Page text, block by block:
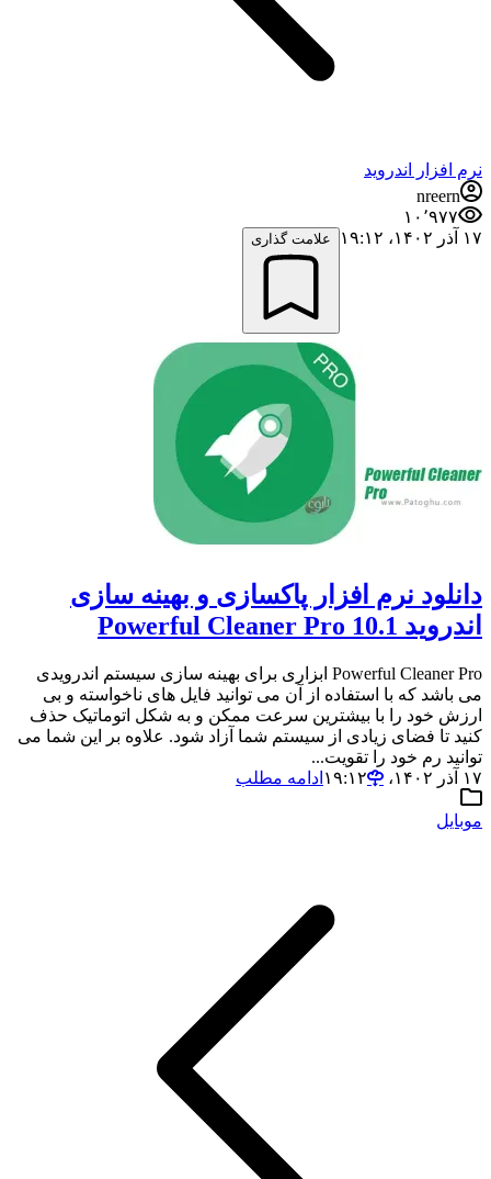
نرم افزار اندروید
nreern
۱۰٬۹۷۷
۱۷ آذر ۱۴۰۲،‏ ۱۹:۱۲
علامت گذاری
دانلود نرم افزار پاکسازی و بهینه سازی
اندروید Powerful Cleaner Pro 10.1
Powerful Cleaner Pro ابزاری برای بهینه سازی سیستم اندرویدی
می باشد که با استفاده از آن می توانید فایل های ناخواسته و بی
ارزش خود را با بیشترین سرعت ممکن و به شکل اتوماتیک حذف
کنید تا فضای زیادی از سیستم شما آزاد شود. علاوه بر این شما می
توانید رم خود را تقویت...
۱۷ آذر ۱۴۰۲،‏ ۱۹:۱۲
ادامه مطلب
موبایل